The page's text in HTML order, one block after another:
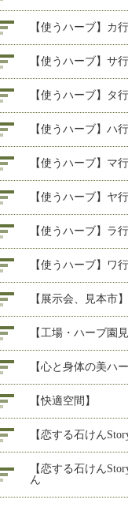
【使うハーブ】カ行
【使うハーブ】サ行
【使うハーブ】タ行
【使うハーブ】ハ行
【使うハーブ】マ行
【使うハーブ】ヤ行
【使うハーブ】ラ行
【使うハーブ】ワ行
【展示会、見本市】
【工場・ハーブ園見
【心と身体の美ハー
【快適空間】
【恋する石けん
【恋する石けん
ん